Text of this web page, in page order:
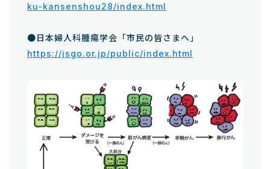
ku-kansenshou28/index.html
●日本婦人科腫瘍学会「市民の皆さまへ」
https://jsgo.or.jp/public/index.html